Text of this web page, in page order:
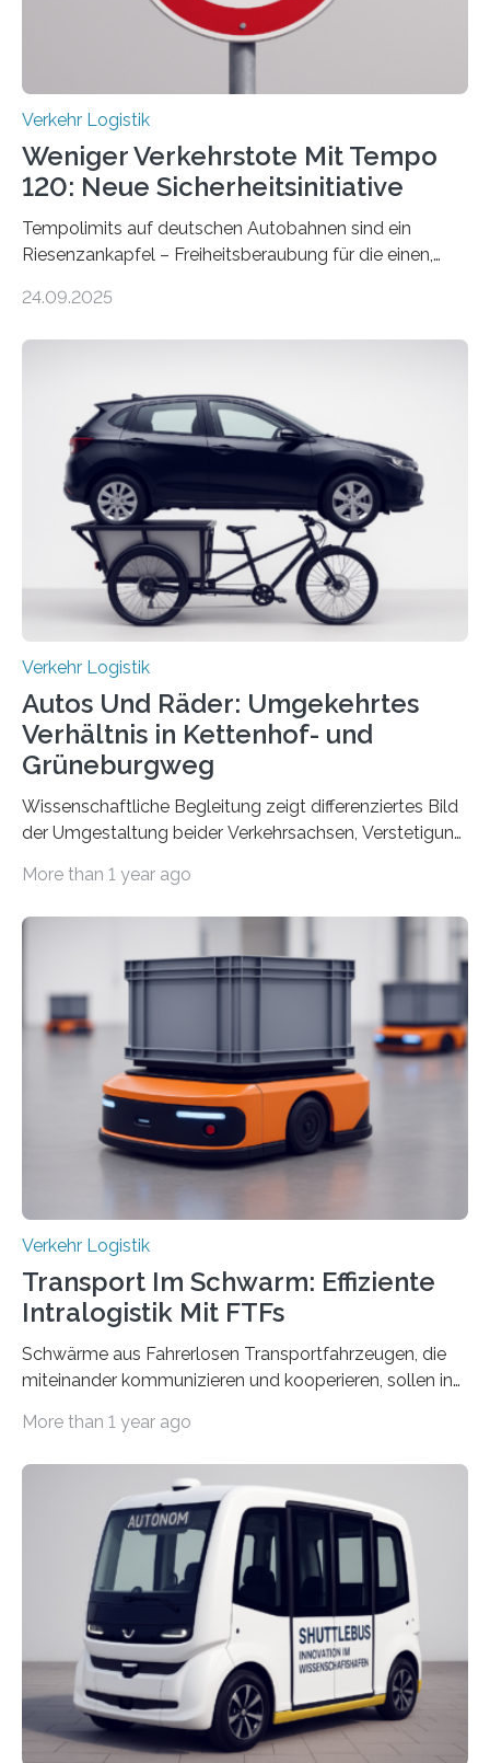
Verkehr Logistik
Weniger Verkehrstote Mit Tempo
120: Neue Sicherheitsinitiative
Tempolimits auf deutschen Autobahnen sind ein
Riesenzankapfel – Freiheitsberaubung für die einen,
Nach rund 50 Jahren hat eine Wissenschaftlerin der
die Zahl der Verkehrstoten sogar um 35 Prozent. Die
Studie ist in der Zeitschrift Transportation Research
Part A: Policy and Practice vom 5. August 2025 online
veröffentlicht. Die deutschen Autobahnen sind…
24.09.2025
Verkehr Logistik
Autos Und Räder: Umgekehrtes
Verhältnis in Kettenhof- und
Grüneburgweg
Wissenschaftliche Begleitung zeigt differenziertes Bild
der Umgestaltung beider Verkehrsachsen, Verstetigung
fördern sowie die Wohn- und Aufenthaltsqualität zu
an der Achse Kettenhofweg/Robert-Mayer-Straße
durch. Wie diese angenommen werden und was sie
bewirken, haben Forscher*innen der Frankfurt University
of Applied Sciences (Frankfurt UAS) untersucht und
ziehen insgesamt eine positive Bilanz. Gemeinsam mit
Vertreter*innen der Stadt Frankfurt stellten sie am 15.
Mai 2025…
More than 1 year ago
Verkehr Logistik
Transport Im Schwarm: Effiziente
Intralogistik Mit FTFs
Schwärme aus Fahrerlosen Transportfahrzeugen, die
miteinander kommunizieren und kooperieren, sollen in
An dieser innovativen Idee arbeiten Forschende aus
das Fraunhofer Institut für Integrierte Schaltungen IIS
die kommunikationstechnische Umsetzung erforscht,
untersucht das IPH – Institut für Integrierte Produktion
Hannover gGmbH anhand von
Materialflusssimulationen, ob die dezentrale Steuerung
effizienter ist als die zentrale Steuerung. Dafür sucht
das IPH noch Unternehmen, die Interesse daran haben,
am realen Beispiel ihrer Fabrik…
More than 1 year ago